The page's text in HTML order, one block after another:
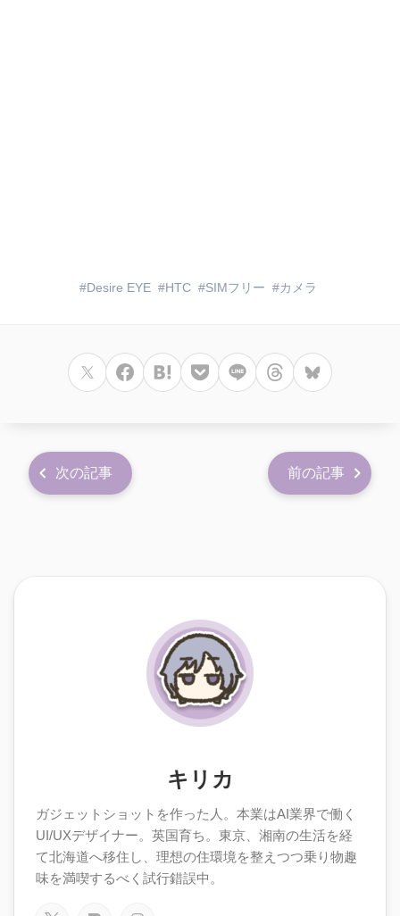
Desire EYE HTC SIMフリー カメラ
次の記事 前の記事
キリカ
ガジェットショットを作った人。本業はAI業界で働く
UI/UXデザイナー。英国育ち。東京、湘南の生活を経
て北海道へ移住し、理想の住環境を整えつつ乗り物趣
味を満喫するべく試行錯誤中。